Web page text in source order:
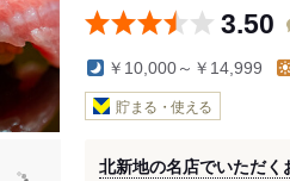
3.50
￥10,000～￥14,999
貯まる・使える
北新地の名店でいただく